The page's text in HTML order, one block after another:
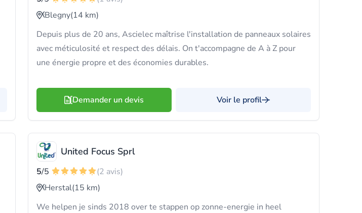
Blegny(14 km)
Depuis plus de 20 ans, Ascielec maîtrise l'installation de panneaux solaires
avec méticulosité et respect des délais. On t'accompagne de A à Z pour
une énergie propre et des économies durables.
Demander un devis Voir le profil
United Focus Sprl
5/5
(2 avis)
Herstal(15 km)
We helpen je sinds 2018 over te stappen op zonne-energie in heel